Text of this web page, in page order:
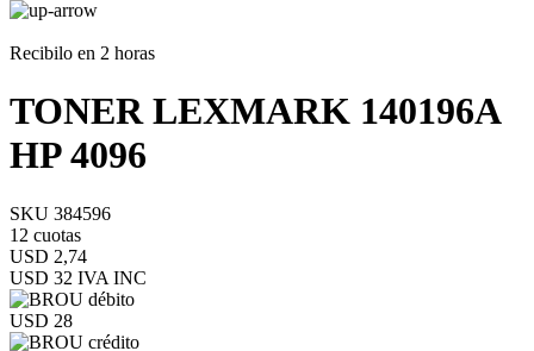
Recibilo en 2 horas
TONER LEXMARK 140196A
HP 4096
SKU 384596
12 cuotas
USD 2,74
USD 32 IVA INC
USD 28